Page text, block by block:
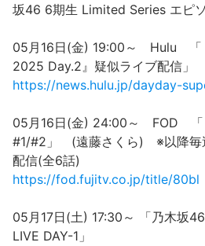
坂46 6期生 Limited Series エピソ
05月16日(金) 19:00～ Hulu 「
2025 Day.2』疑似ライブ配信
https://news.hulu.jp/dayday-
05月16日(金) 24:00～ FOD 「
#1/#2」 (遠藤さくら) ※以降毎
配信(全6話)
https://fod.fujitv.co.jp/title/80bl
05月17日(土) 17:30～ 「乃木坂
LIVE DAY-1」